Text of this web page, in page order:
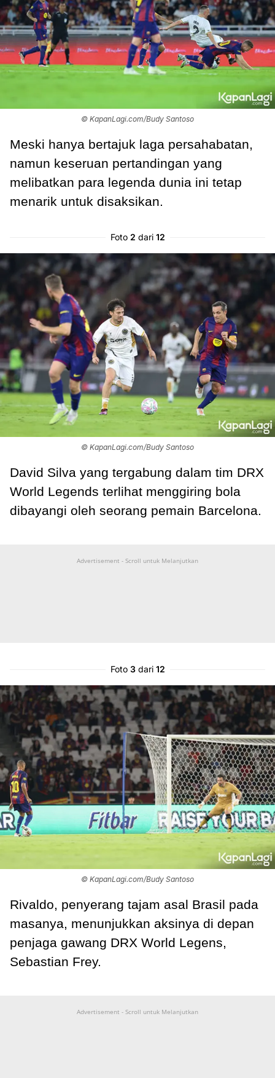
© KapanLagi.com/Budy Santoso
Meski hanya bertajuk laga persahabatan,
namun keseruan pertandingan yang
melibatkan para legenda dunia ini tetap
menarik untuk disaksikan.
Foto 2 dari 12
© KapanLagi.com/Budy Santoso
David Silva yang tergabung dalam tim DRX
World Legends terlihat menggiring bola
dibayangi oleh seorang pemain Barcelona.
Advertisement - Scroll untuk Melanjutkan
Foto 3dari 12
© KapanLagi.com/Budy Santoso
Rivaldo, penyerang tajam asal Brasil pada
masanya, menunjukkan aksinya di depan
penjaga gawang DRX World Legens,
Sebastian Frey.
Advertisement - Scroll untuk Melanjutkan